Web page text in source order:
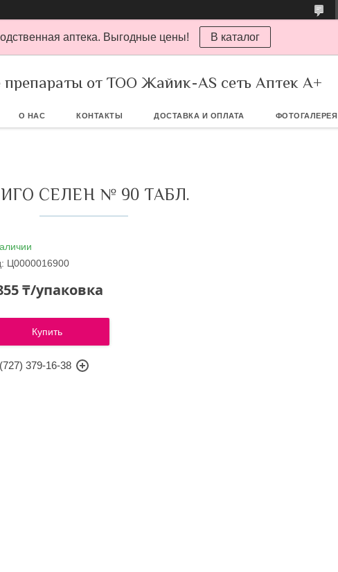
аптека. Выгодные цены! В каталог
от ТОО Жайик-AS сеть Аптек А+
О НАС КОНТАКТЫ ДОСТАВКА И ОПЛАТА ФОТОГАЛЕРЕЯ
СЕЛЕН № 90 ТАБЛ.
Ц0000016900
₸/упаковка
Купить
379-16-38